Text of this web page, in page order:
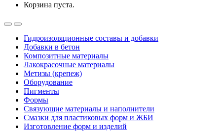
Корзина пуста.
Гидроизоляционные составы и добавки
Добавки в бетон
Композитные материалы
Лакокрасочные материалы
Метизы (крепеж)
Оборудование
Пигменты
Формы
Связующие материалы и наполнители
Смазки для пластиковых форм и ЖБИ
Изготовление форм и изделий